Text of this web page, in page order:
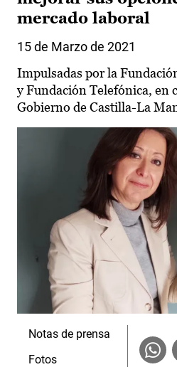
mercado laboral
15 de Marzo de 2021
Impulsadas por la
y Fundación Telefónica, en
Gobierno de Castilla-La
Notas de prensa
Fotos